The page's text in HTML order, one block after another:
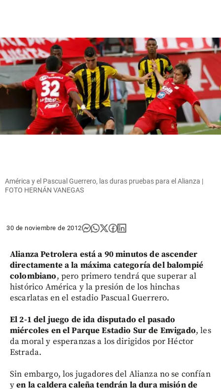
América y el Pascual Guerrero, las duras pruebas para el Alianza |
FOTO HERNÁN VANEGAS
30 de noviembre de 2012
Alianza Petrolera está a 90 minutos de ascender
directamente a la máxima categoría del balompié
colombiano, pero primero tendrá que superar al
histórico América y la presión de los hinchas
escarlatas en el estadio Pascual Guerrero.
El 2-1 del juego de ida disputado el pasado
miércoles en el Parque Estadio Sur de Envigado, les
da moral y esperanzas a los dirigidos por Héctor
Estrada.
Sin embargo, los jugadores del Alianza no se confían
yen la caldera caleña tendrán la dura misión de